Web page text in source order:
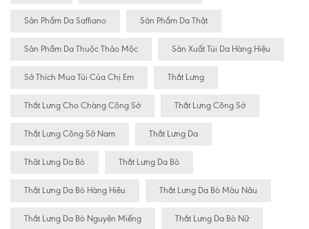
Sản Phẩm Da Saffiano Sản Phẩm Da Thật
Sản Phẩm Da Thuộc Thảo Mộc Sản Xuất Túi Da Hàng Hiệu
Sở Thích Mua Túi Của Chị Em Thắt Lưng
Thắt Lưng Cho Chàng Công Sở Thắt Lưng Công Sở
Thắt Lưng Công Sở Nam Thắt Lưng Da
Thăt Lưng Da Bò Thắt Lưng Da Bò
Thắt Lưng Da Bò Hàng Hiêu Thắt Lưng Da Bò Màu Nâu
Thắt Lưng Da Bò Nguyên Miếng Thắt Lưng Da Bò Nữ